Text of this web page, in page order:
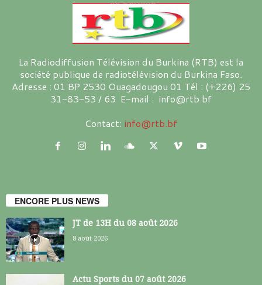
La Radiodiffusion Télévision du Burkina (RTB) est la
société publique de radiotélévision du Burkina Faso.
Adresse : 01 BP 2530 Ouagadougou 01 Tél : (+226) 25
31-83-53 / 63 E-mail : info@rtb.bf
Contact: info@rtb.bf
ENCORE PLUS NEWS
JT de 13H du 08 août 2026
8 août 2026
Actu Sports du 07 août 2026